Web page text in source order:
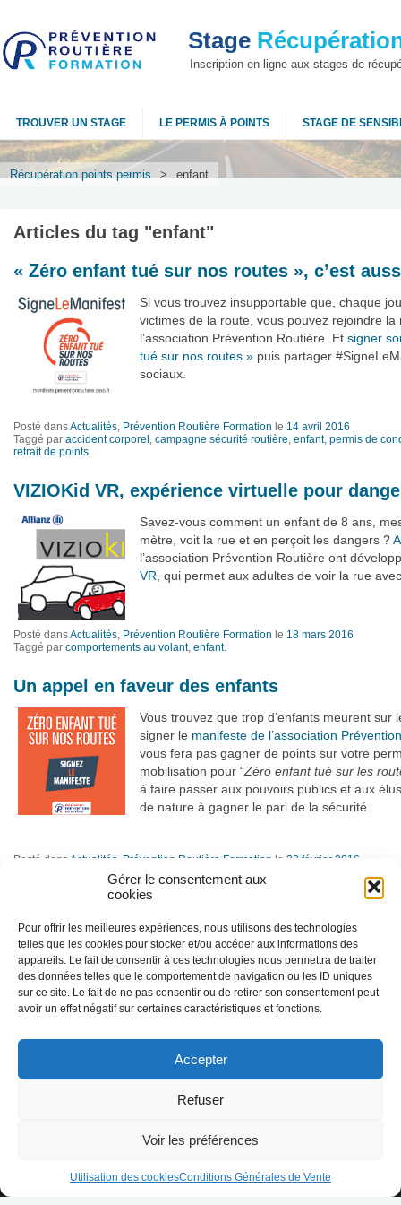
Nous utilisons des cookies afin de réaliser
J'ai compris
Gérer le consentement aux
cookies
Pour offrir les meilleures expériences, nous utilisons des technologies
telles que les cookies pour stocker et/ou accéder aux informations des
appareils. Le fait de consentir à ces technologies nous permettra de traiter
des données telles que le comportement de navigation ou les ID uniques
sur ce site. Le fait de ne pas consentir ou de retirer son consentement peut
avoir un effet négatif sur certaines caractéristiques et fonctions.
Accepter
Refuser
Voir les préférences
Utilisation des cookiesConditions Générales de Vente
Stage
Inscription en ligne aux stages de
TROUVER UN STAGE LE PERMIS À POINTS STAGE DE
Récupération points permis > enfant
Articles du tag "enfant"
« Zéro enfant tué sur nos routes », c’est
Si vous trouvez insupportable que, chaque
victimes de la route, vous pouvez rejoindre la
l’association Prévention Routière. Et signer
tué sur nos routes » puis partager
sociaux.
Posté dansActualités, Prévention Routière Formation le 14 avril 2016
Taggé par accident corporel , campagne sécurité routière, enfant, permis de
retrait de points.
VIZIOKid VR, expérience virtuelle pour
Savez-vous comment un enfant de 8 ans,
mètre, voit la rue et en perçoit les dangers ?
l’association Prévention Routière ont
VR , qui permet aux adultes de voir la rue
Posté dansActualités, Prévention Routière Formation le 18 mars 2016
Taggé par comportements au volant, enfant.
Un appel en faveur des enfants
Vous trouvez que trop d’enfants meurent sur
signer le manifeste de l’association
vous fera pas gagner de points sur votre
mobilisation pour “Zéro enfant tué sur les
à faire passer aux pouvoirs publics et aux
de nature à gagner le pari de la sécurité.
Posté dans Actualités Prévention Routière Formation le 22 février 2016
campagne sécurité routière , comportements au volant
La triste réalité des accidents d’enfants a
ne se lance dans l’adaptation d’une célèbre
70. Dans le cadre de lacampagne
sous l’égide de l’Onu, le réalisateur duGrand
courtfilm « Save kids life »dans lequel des
Prévention Routière Formation
Taggé paraccident corporel,comportements au volant,enfant,piéton,retrait de
Conditions
© 2010-2026 Prévention Routière Formation - Tous droits
réservés